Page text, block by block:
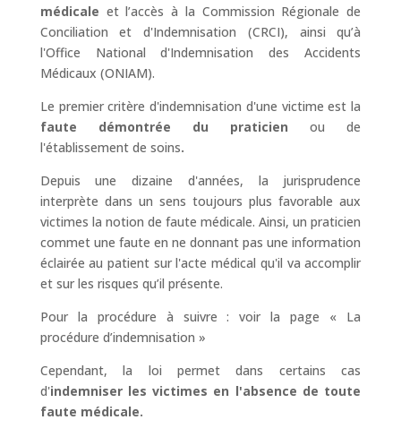
médicale et l’accès à la Commission Régionale de
Conciliation et d'Indemnisation (CRCI), ainsi qu’à
l'Office National d'Indemnisation des Accidents
Médicaux (ONIAM).
Le premier critère d'indemnisation d'une victime est la
faute démontrée du praticien ou de
l'établissement de soins.
Depuis une dizaine d'années, la jurisprudence
interprète dans un sens toujours plus favorable aux
victimes la notion de faute médicale. Ainsi, un praticien
commet une faute en ne donnant pas une information
éclairée au patient sur l'acte médical qu'il va accomplir
et sur les risques qu’il présente.
Pour la procédure à suivre : voir la page « La
procédure d’indemnisation »
Cependant, la loi permet dans certains cas
d'indemniser les victimes en l'absence de toute
faute médicale.